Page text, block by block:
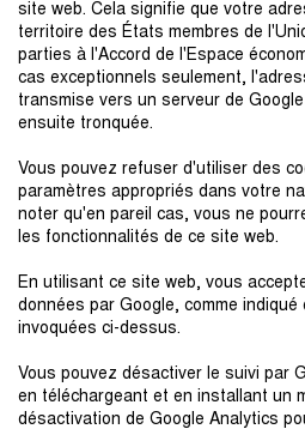
site web. Cela signifie que votre
territoire des États membres de
parties à l'Accord de l'Espace
cas exceptionnels seulement,
transmise vers un serveur de
ensuite tronquée.
Vous pouvez refuser d'utiliser des
paramètres appropriés dans votre
noter qu'en pareil cas, vous ne
les fonctionnalités de ce site web.
En utilisant ce site web, vous
données par Google, comme
invoquées ci-dessus.
Vous pouvez désactiver le suivi par
en téléchargeant et en installant un
désactivation de Google Analytics